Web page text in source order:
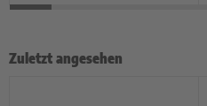
Zuletzt angesehen